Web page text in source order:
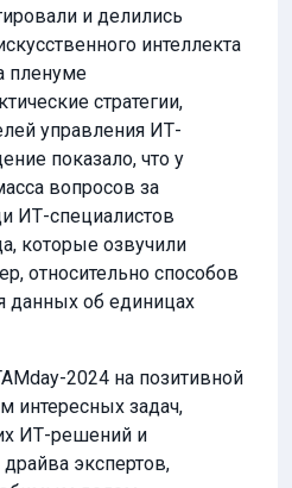
и делились
интеллекта
пленуме
стратегии,
управления ИТ-
показало, что у
вопросов за
ИТ-специалистов
которые озвучили
относительно способов
данных об единицах
2024 на позитивной
интересных задач,
ИТ-решений и
экспертов,